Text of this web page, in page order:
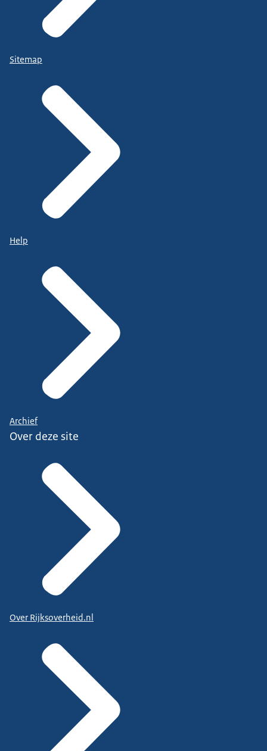
Sitemap
Help
Archief
Over deze site
Over Rijksoverheid.nl